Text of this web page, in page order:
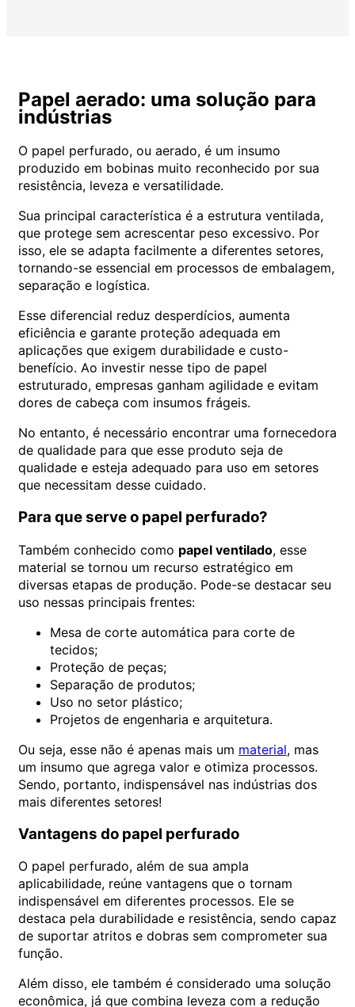
Papel aerado: uma solução para
indústrias
O papel perfurado, ou aerado, é um insumo
produzido em bobinas muito reconhecido por sua
resistência, leveza e versatilidade.
Sua principal característica é a estrutura ventilada,
que protege sem acrescentar peso excessivo. Por
isso, ele se adapta facilmente a diferentes setores,
tornando-se essencial em processos de embalagem,
separação e logística.
Esse diferencial reduz desperdícios, aumenta
eficiência e garante proteção adequada em
aplicações que exigem durabilidade e custo-
benefício. Ao investir nesse tipo de papel
estruturado, empresas ganham agilidade e evitam
dores de cabeça com insumos frágeis.
No entanto, é necessário encontrar uma fornecedora
de qualidade para que esse produto seja de
qualidade e esteja adequado para uso em setores
que necessitam desse cuidado.
Para que serve o papel perfurado?
Também conhecido como papel ventilado, esse
material se tornou um recurso estratégico em
diversas etapas de produção. Pode-se destacar seu
uso nessas principais frentes:
Mesa de corte automática para corte de
tecidos;
Proteção de peças;
Separação de produtos;
Uso no setor plástico;
Projetos de engenharia e arquitetura.
Ou seja, esse não é apenas mais um material, mas
um insumo que agrega valor e otimiza processos.
Sendo, portanto, indispensável nas indústrias dos
mais diferentes setores!
Vantagens do papel perfurado
O papel perfurado, além de sua ampla
aplicabilidade, reúne vantagens que o tornam
indispensável em diferentes processos. Ele se
destaca pela durabilidade e resistência, sendo capaz
de suportar atritos e dobras sem comprometer sua
função.
Além disso, ele também é considerado uma solução
econômica, já que combina leveza com a redução